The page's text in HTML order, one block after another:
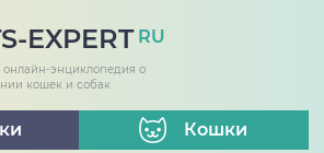
EXPERT RU
онлайн-энциклопедия о
кошек и собак
Кошки